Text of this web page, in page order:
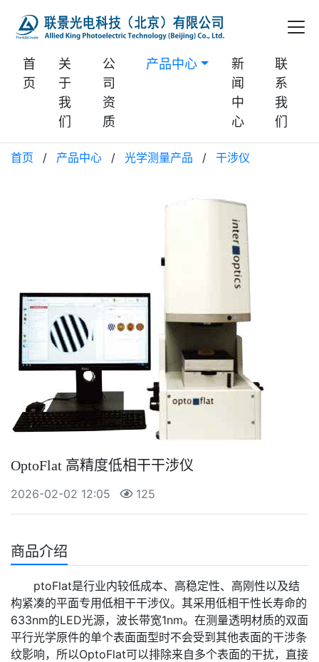
首
页
关
于
我
们
公
司
资
质
产品中心
新
闻
中
心
联
系
我
们
首页 / 产品中心 / 光学测量产品 / 干涉仪
OptoFlat 高精度低相干干涉仪
2026-02-02 12:05 125
商品介绍
ptoFlat是行业内较低成本、高稳定性、高刚性以及结
构紧凑的平面专用低相干干涉仪。其采用低相干性长寿命的
633nm的LED光源，波长带宽1nm。在测量透明材质的双面
平行光学原件的单个表面面型时不会受到其他表面的干涉条
纹影响，所以OptoFlat可以排除来自多个表面的干扰，直接